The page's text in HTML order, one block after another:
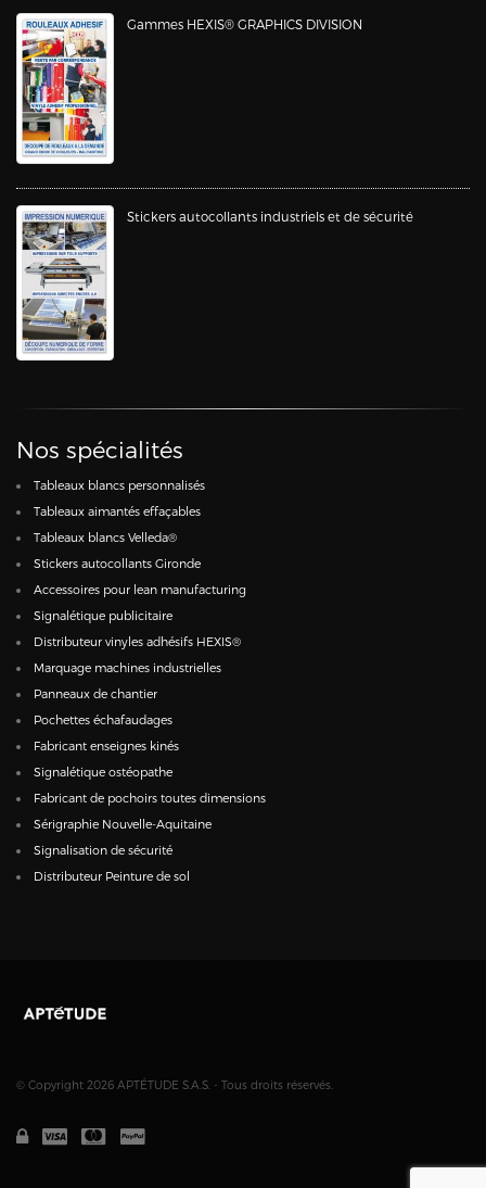
Gammes HEXIS® GRAPHICS DIVISION
Stickers autocollants industriels et de sécurité
Nos spécialités
Tableaux blancs personnalisés
Tableaux aimantés effaçables
Tableaux blancs Velleda®
Stickers autocollants Gironde
Accessoires pour lean manufacturing
Signalétique publicitaire
Distributeur vinyles adhésifs HEXIS®
Marquage machines industrielles
Panneaux de chantier
Pochettes échafaudages
Fabricant enseignes kinés
Signalétique ostéopathe
Fabricant de pochoirs toutes dimensions
Sérigraphie Nouvelle-Aquitaine
Signalisation de sécurité
Distributeur Peinture de sol
© Copyright 2026 APTÉTUDE S.A.S. - Tous droits réservés.